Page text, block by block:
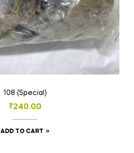
page
108 (Special)
₹240.00
ADD TO CART